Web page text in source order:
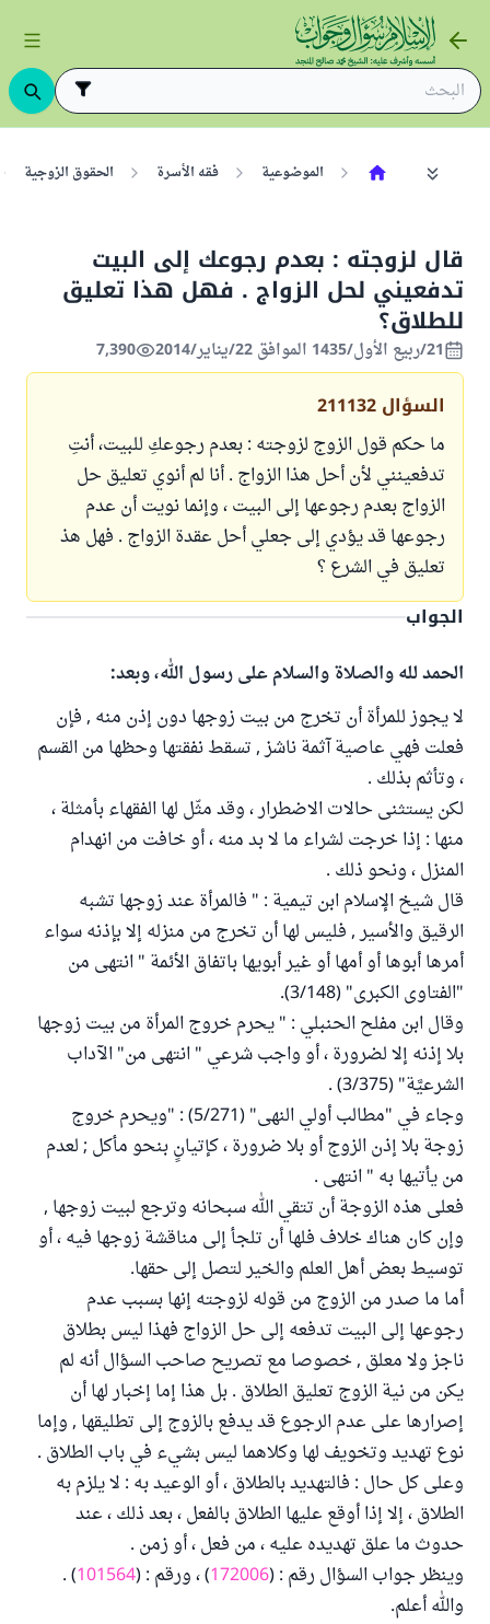
الموضوعية فقه الأسرة الحقوق الزوجية
قال لزوجته : بعدم رجوعك إلى البيت
تدفعيني لحل الزواج . فهل هذا تعليق
للطلاق؟
21/ربيع الأول/1435 الموافق 22/يناير/2014 7,390
السؤال 211132
ما حكم قول الزوج لزوجته : بعدم رجوعكِ للبيت، أنتِ
تدفعينني لأن أحل هذا الزواج . أنا لم أنوي تعليق حل
الزواج بعدم رجوعها إلى البيت ، وإنما نويت أن عدم
رجوعها قد يؤدي إلى جعلي أحل عقدة الزواج . فهل هذ
تعليق في الشرع ؟
الجواب
الحمد لله والصلاة والسلام على رسول الله، وبعد:
لا يجوز للمرأة أن تخرج من بيت زوجها دون إذن منه , فإن
فعلت فهي عاصية آثمة ناشز , تسقط نفقتها وحظها من القسم
، وتأثم بذلك .
لكن يستثنى حالات الاضطرار ، وقد مثّل لها الفقهاء بأمثلة ،
منها : إذا خرجت لشراء ما لا بد منه ، أو خافت من انهدام
المنزل ، ونحو ذلك .
قال شيخ الإسلام ابن تيمية : " فالمرأة عند زوجها تشبه
الرقيق والأسير , فليس لها أن تخرج من منزله إلا بإذنه سواء
أمرها أبوها أو أمها أو غير أبويها باتفاق الأئمة " انتهى من
"الفتاوى الكبرى" (3/148).
وقال ابن مفلح الحنبلي : " يحرم خروج المرأة من بيت زوجها
بلا إذنه إلا لضرورة ، أو واجب شرعي " انتهى من" الآداب
الشرعيَّة" (3/375) .
وجاء في "مطالب أولي النهى" (5/271) : "ويحرم خروج
زوجة بلا إذن الزوج أو بلا ضرورة ، كإتيانٍ بنحو مأكل ; لعدم
من يأتيها به " انتهى .
فعلى هذه الزوجة أن تتقي الله سبحانه وترجع لبيت زوجها ,
وإن كان هناك خلاف فلها أن تلجأ إلى مناقشة زوجها فيه ، أو
توسيط بعض أهل العلم والخير لتصل إلى حقها.
أما ما صدر من الزوج من قوله لزوجته إنها بسبب عدم
رجوعها إلى البيت تدفعه إلى حل الزواج فهذا ليس بطلاق
ناجز ولا معلق , خصوصا مع تصريح صاحب السؤال أنه لم
يكن من نية الزوج تعليق الطلاق . بل هذا إما إخبار لها أن
إصرارها على عدم الرجوع قد يدفع بالزوج إلى تطليقها , وإما
نوع تهديد وتخويف لها وكلاهما ليس بشيء في باب الطلاق .
وعلى كل حال : فالتهديد بالطلاق ، أو الوعيد به : لا يلزم به
الطلاق ، إلا إذا أوقع عليها الطلاق بالفعل ، بعد ذلك ، عند
حدوث ما علق تهديده عليه ، من فعل ، أو زمن .
وينظر جواب السؤال رقم : (172006) ، ورقم : (101564
) .
والله أعلم.